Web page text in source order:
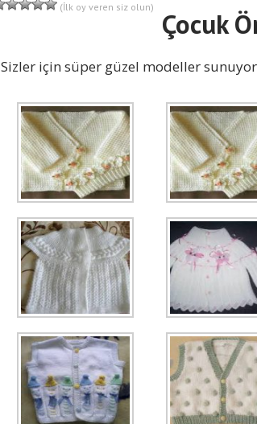
(İlk oy veren siz olun) Çocuk
Sizler için süper güzel modeller